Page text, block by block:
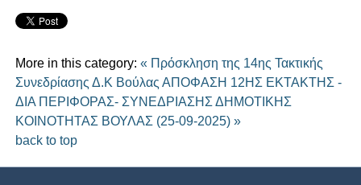
More in this category: « Πρόσκληση της 14ης Τακτικής
Συνεδρίασης Δ.Κ Βούλας ΑΠΟΦΑΣΗ 12ΗΣ ΕΚΤΑΚΤΗΣ -
ΔΙΑ ΠΕΡΙΦΟΡΑΣ- ΣΥΝΕΔΡΙΑΣΗΣ ΔΗΜΟΤΙΚΗΣ
ΚΟΙΝΟΤΗΤΑΣ ΒΟΥΛΑΣ (25-09-2025) »
back to top